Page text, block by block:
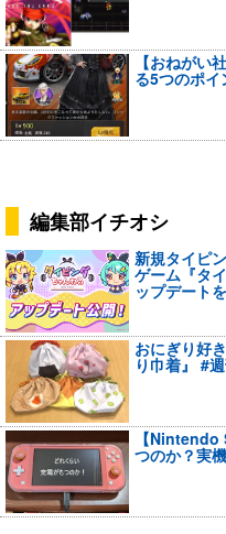
【おねがい
る5つのポイ
編集部イチオシ
新規タイピ
ゲーム『タ
ップデート
おにぎり好
り巾着』 #
【
つのか？実